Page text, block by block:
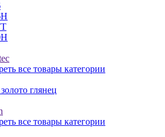
все товары категории
глянец
все товары категории